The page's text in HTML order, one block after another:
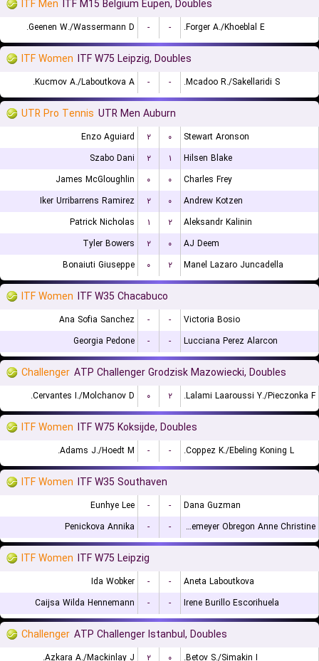
ITF Men ITF M15 Belgium Eupen, Doubles
Geenen W./Wassermann D. - - Forger A./Khoeblal E.
ITF Women ITF W75 Leipzig, Doubles
Kucmov A./Laboutkova A. - - Mcadoo R./Sakellaridi S.
UTR Pro Tennis UTR Men Auburn
Enzo Aguiard ۲ ۰
Stewart Aronson
Szabo Dani
۲ ۱
Hilsen Blake
James McGloughlin
۰ ۰
Charles Frey
Iker Urribarrens Ramirez
۲ ۰
Andrew Kotzen
Patrick Nicholas
۱ ۲
Aleksandr Kalinin
Tyler Bowers
۲ ۰
AJ Deem
Bonaiuti Giuseppe
۰ ۲ Manel Lazaro Juncadella
ITF Women ITF W35 Chacabuco
Ana Sofia Sanchez - -
Victoria Bosio
Georgia Pedone
- - Lucciana Perez Alarcon
Challenger ATP Challenger Grodzisk Mazowiecki, Doubles
Cervantes I./Molchanov D. ۰ ۲ Lalami Laaroussi Y./Pieczonka F.
ITF Women ITF W75 Koksijde, Doubles
Adams J./Hoedt M. - - Coppez K./Ebeling Koning L.
ITF Women ITF W35 Southaven
Eunhye Lee - -
Dana Guzman
Penickova Annika
- - Lutkemeyer Obregon Anne Christine
ITF Women ITF W75 Leipzig
Ida Wobker - -
Aneta Laboutkova
Caijsa Wilda Hennemann
- - Irene Burillo Escorihuela
Challenger ATP Challenger Istanbul, Doubles
Azkara A./Mackinlay J. ۲ ۰ Betov S./Simakin I.